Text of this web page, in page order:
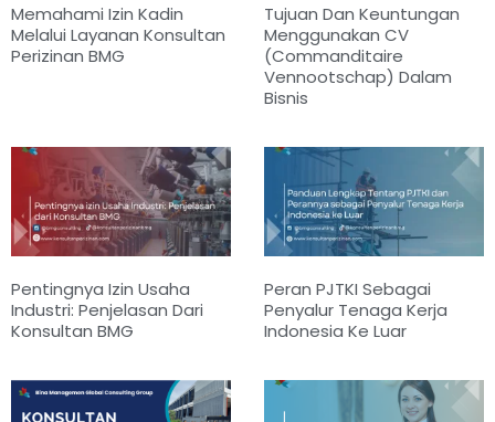
Memahami Izin Kadin
Melalui Layanan Konsultan
Perizinan BMG
Tujuan Dan Keuntungan
Menggunakan CV
(Commanditaire
Vennootschap) Dalam
Bisnis
Pentingnya Izin Usaha
Industri: Penjelasan Dari
Konsultan BMG
Peran PJTKI Sebagai
Penyalur Tenaga Kerja
Indonesia Ke Luar